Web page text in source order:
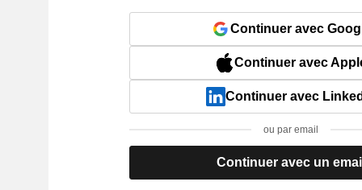
Continuer avec
Continuer avec
Continuer avec
ou par email
Continuer avec un email